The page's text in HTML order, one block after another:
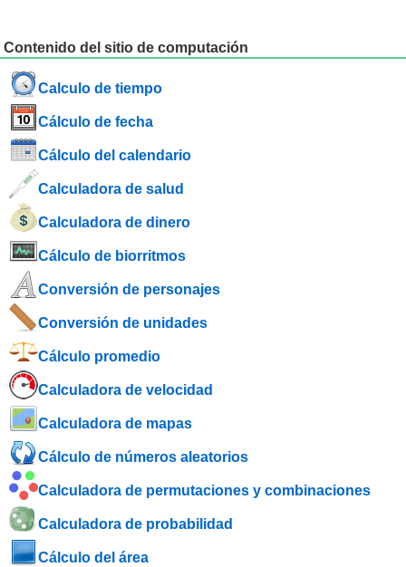
Contenido del sitio de computación
Calculo de tiempo
Cálculo de fecha
Cálculo del calendario
Calculadora de salud
Calculadora de dinero
Cálculo de biorritmos
Conversión de personajes
Conversión de unidades
Cálculo promedio
Calculadora de velocidad
Calculadora de mapas
Cálculo de números aleatorios
Calculadora de permutaciones y combinaciones
Calculadora de probabilidad
Cálculo del área